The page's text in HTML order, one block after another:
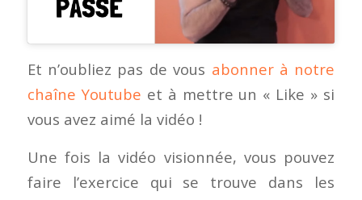
Et n’oubliez pas de vous abonner à notre
chaîne Youtube et à mettre un « Like » si
vous avez aimé la vidéo !
Une fois la vidéo visionnée, vous pouvez
faire l’exercice qui se trouve dans les